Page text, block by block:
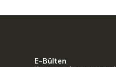
E-Bülten